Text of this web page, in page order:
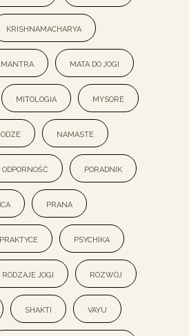
Krishnamacharya
mantra mata do jogi
mitologia mysore
namaste
odporność poradnik
prana
psychika
rodzaje jogi rozwój
shakti vayu